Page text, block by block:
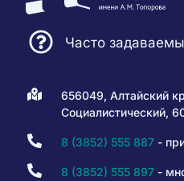
Часто
656049, Алтайский
Социалистический,
8 (3852) 555 887-
8 (3852) 555 897-